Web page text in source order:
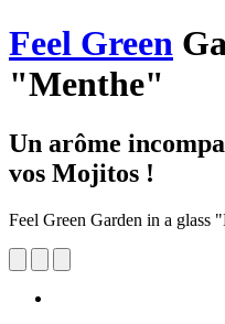
Feel Green
"Menthe"
Un arôme
vos Mojitos !
Feel Green Garden in a glass